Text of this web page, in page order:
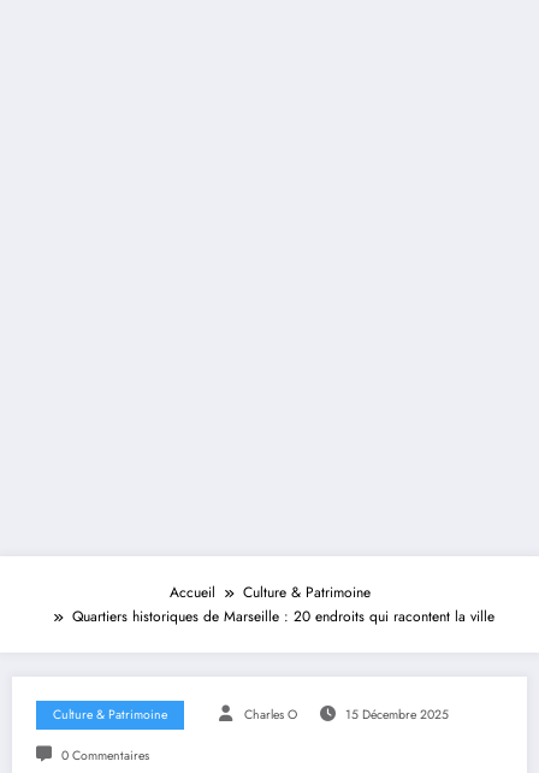
Accueil
Culture & Patrimoine
Quartiers historiques de Marseille : 20 endroits qui racontent la ville
Culture & Patrimoine Charles O 15 Décembre 2025
0 Commentaires